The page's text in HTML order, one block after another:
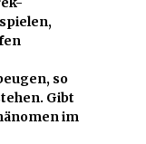
so
Gibt
im